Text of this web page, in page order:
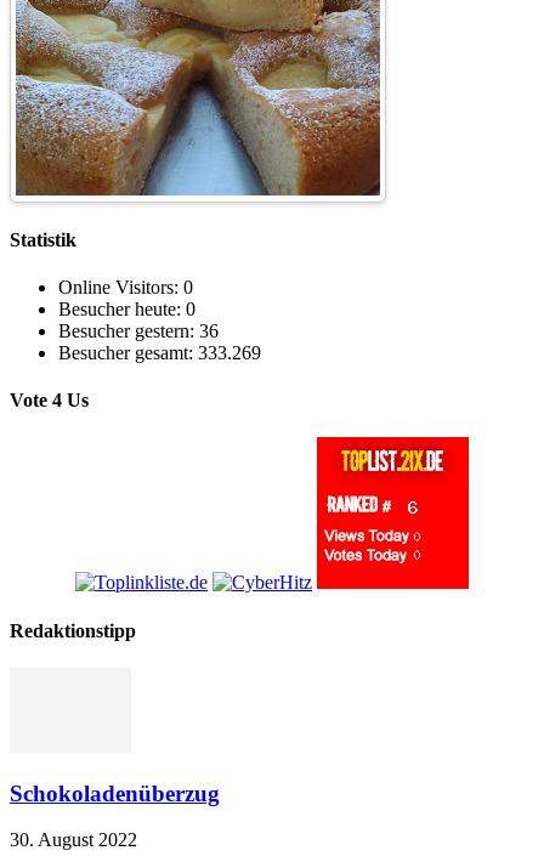
Statistik
Online Visitors: 0
Besucher heute: 0
Besucher gestern: 36
Besucher gesamt: 333.269
Vote 4 Us
Redaktionstipp
Schokoladenüberzug
30. August 2022